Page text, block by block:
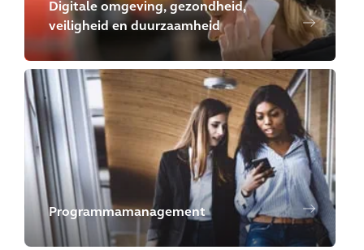
Digitale omgeving, gezondheid,
veiligheid en duurzaamheid
Programmamanagement